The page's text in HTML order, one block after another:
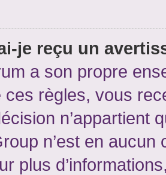
je reçu un
a son propre
ces règles, vous
n’appartient
n’est en
plus